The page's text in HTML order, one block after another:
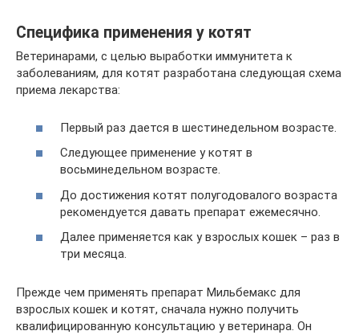
Специфика применения у котят
Ветеринарами, с целью выработки иммунитета к
заболеваниям, для котят разработана следующая схема
приема лекарства:
Первый раз дается в шестинедельном возрасте.
Следующее применение у котят в
восьминедельном возрасте.
До достижения котят полугодовалого возраста
рекомендуется давать препарат ежемесячно.
Далее применяется как у взрослых кошек – раз в
три месяца.
Прежде чем применять препарат Мильбемакс для
взрослых кошек и котят, сначала нужно получить
квалифицированную консультацию у ветеринара. Он